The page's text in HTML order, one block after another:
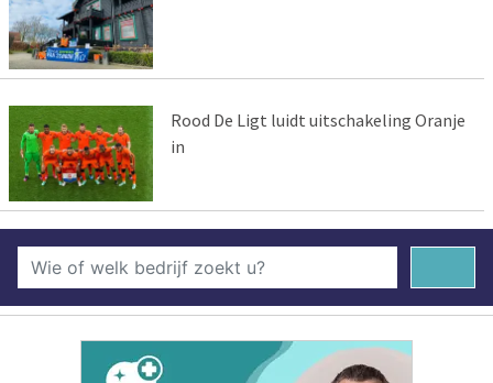
Rood De Ligt luidt uitschakeling Oranje
in